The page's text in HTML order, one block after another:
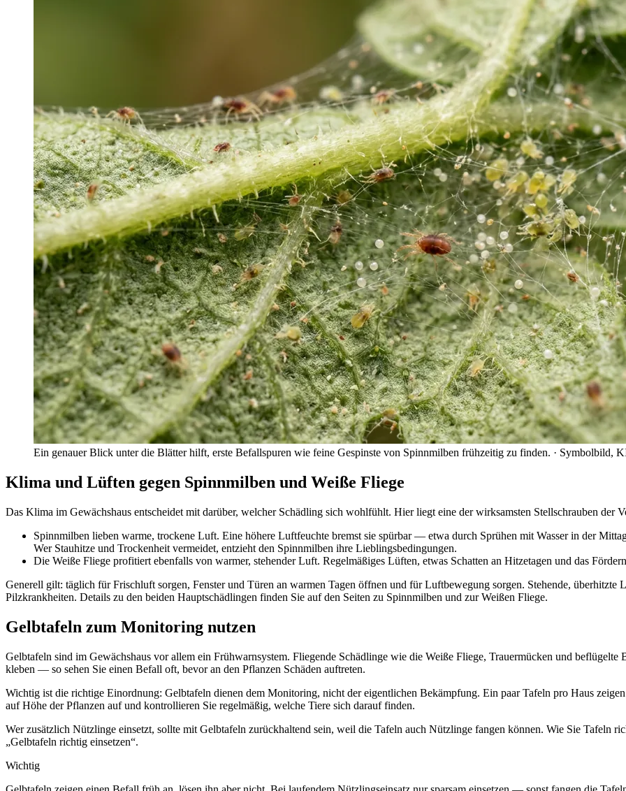
Ein genauer Blick unter die Blätter hilft, erste Befallspuren wie feine Gespinste von Spinnmilben frühzeitig zu finden. · Symbolbild,
Klima und Lüften gegen Spinnmilben und Weiße Fliege
Das Klima im Gewächshaus entscheidet mit darüber, welcher Schädling sich wohlfühlt. Hier liegt eine der wirksamsten Stellschrauben der
Spinnmilben lieben warme, trockene Luft. Eine höhere Luftfeuchte bremst sie spürbar — etwa durch Sprühen mit Wasser in der
Wer Stauhitze und Trockenheit vermeidet, entzieht den Spinnmilben ihre Lieblingsbedingungen.
Die Weiße Fliege profitiert ebenfalls von warmer, stehender Luft. Regelmäßiges Lüften, etwas Schatten an Hitzetagen und das
Generell gilt: täglich für Frischluft sorgen, Fenster und Türen an warmen Tagen öffnen und für Luftbewegung sorgen. Stehende, überhitzte
Pilzkrankheiten. Details zu den beiden Hauptschädlingen finden Sie auf den Seiten zu Spinnmilben und zur Weißen Fliege.
Gelbtafeln zum Monitoring nutzen
Gelbtafeln sind im Gewächshaus vor allem ein Frühwarnsystem. Fliegende Schädlinge wie die Weiße Fliege, Trauermücken und
kleben — so sehen Sie einen Befall oft, bevor an den Pflanzen Schäden auftreten.
Wichtig ist die richtige Einordnung: Gelbtafeln dienen dem Monitoring, nicht der eigentlichen Bekämpfung. Ein paar Tafeln pro Haus
auf Höhe der Pflanzen auf und kontrollieren Sie regelmäßig, welche Tiere sich darauf finden.
Wer zusätzlich Nützlinge einsetzt, sollte mit Gelbtafeln zurückhaltend sein, weil die Tafeln auch Nützlinge fangen können. Wie Sie Tafeln
„Gelbtafeln richtig einsetzen“.
Wichtig